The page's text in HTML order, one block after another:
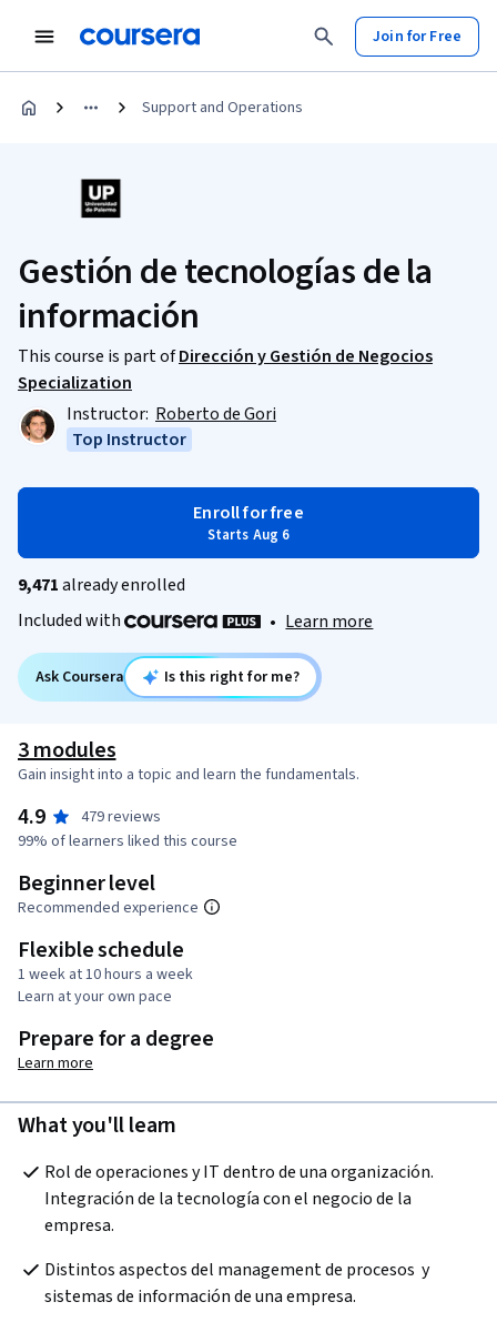
Join for Free
Support and Operations
Gestión de tecnologías de la
información
This course is part ofDirección y Gestión de Negocios
Specialization
Instructor: Roberto de Gori
Top Instructor
Enroll for free
Starts Aug 6
9,471already enrolled
Included with
• Learn more
Ask Coursera Is this right for me?
3 modules
Gain insight into a topic and learn the fundamentals.
4.9
479 reviews
99% of learners liked this course
Beginner level
Recommended experience
Flexible schedule
1 week at 10 hours a week
Learn at your own pace
Prepare for a degree
Learn more
What you'll learn
Rol de operaciones y IT dentro de una organización.
Integración de la tecnología con el negocio de la
empresa.
Distintos aspectos del management de procesos  y
sistemas de información de una empresa.